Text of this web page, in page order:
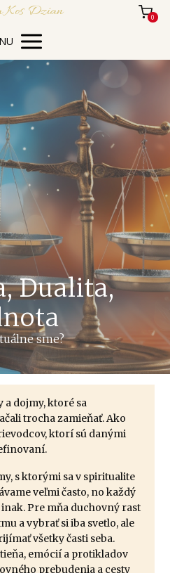
Kos Dzian 0
Dualita,
sme?
a dojmy, ktoré sa
trocha zamieňať. Ako
ktorí sú danými
s ktorými sa v spiritualite
veľmi často, no každý
Pre mňa duchovný rast
a vybrať si iba svetlo, ale
všetky časti seba.
emócií a protikladov
prebudenia a cesty